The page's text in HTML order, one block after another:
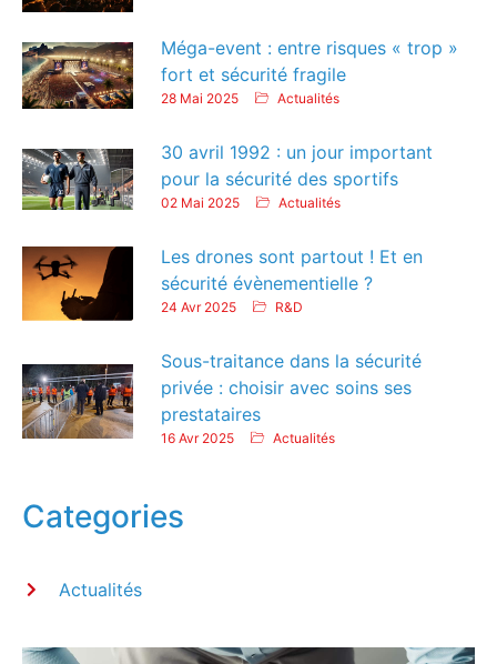
Méga-event : entre risques « trop »
fort et sécurité fragile
28 Mai 2025 Actualités
30 avril 1992 : un jour important
pour la sécurité des sportifs
02 Mai 2025 Actualités
Les drones sont partout ! Et en
sécurité évènementielle ?
24 Avr 2025 R&D
Sous-traitance dans la sécurité
privée : choisir avec soins ses
prestataires
16 Avr 2025 Actualités
Categories
Actualités